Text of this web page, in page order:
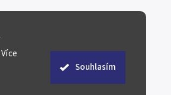
Více
Souhlasím